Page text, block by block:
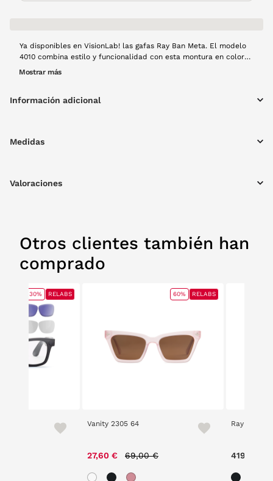
Ya disponibles en VisionLab! las gafas Ray Ban Meta. El modelo
4010 combina estilo y funcionalidad con esta montura en color
negro y de forma redondeada. Captura momentos con su cámara
cualquier momento del día gracias a su diseño elegante y
Mostrar más
Información adicional
Medidas
Valoraciones
Otros clientes también han
comprado
30% RELABS
Vanity 2305 64
27,60 € 69,00 €
60% RELABS
Ray Ban
419,00 €